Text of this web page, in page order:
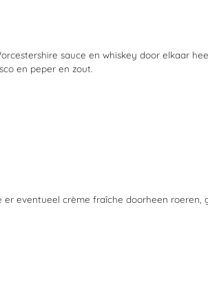
sauce en whiskey door elkaar
en peper en zout.
er eventueel crème fraîche doorheen roeren,